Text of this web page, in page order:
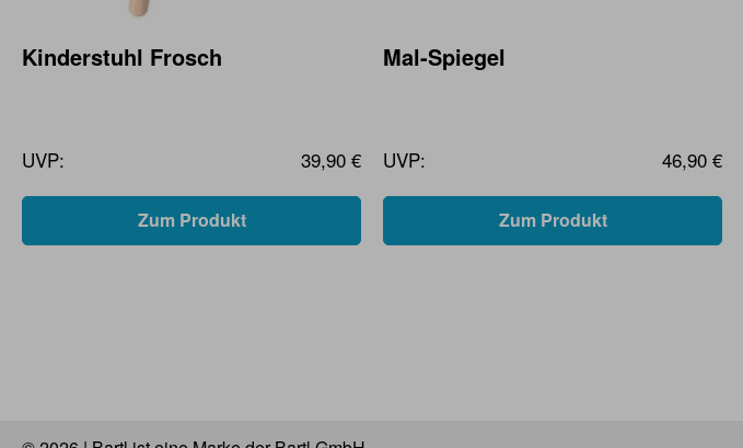
Kinderstuhl Frosch
UVP: 39,90 €
Zum Produkt
Mal-Spiegel
UVP: 46,90 €
Zum Produkt